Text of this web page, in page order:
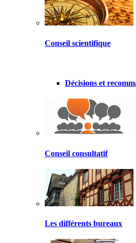
Conseil scientifique
Décisions et
Conseil consultatif
Les différents bureaux